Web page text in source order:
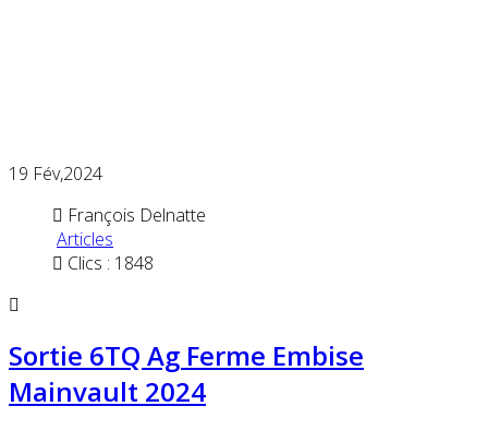
19 Fév,2024
François Delnatte
Articles
Clics : 1848
Sortie 6TQ Ag Ferme Embise
Mainvault 2024